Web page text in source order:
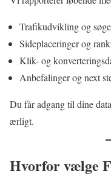
Trafikudvikling og
Sideplaceringer og
Klik- og
Anbefalinger og next
Du får adgang til dine
ærligt.
Hvorfor vælge